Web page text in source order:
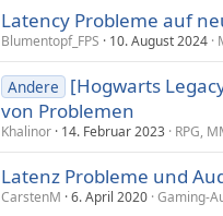
Latency Probleme auf
Blumentopf_FPS 10. August 2024
Andere
[Hogwarts
von Problemen
Khalinor 14. Februar 2023 RPG,
Latenz Probleme und
CarstenM 6. April 2020 Gaming-